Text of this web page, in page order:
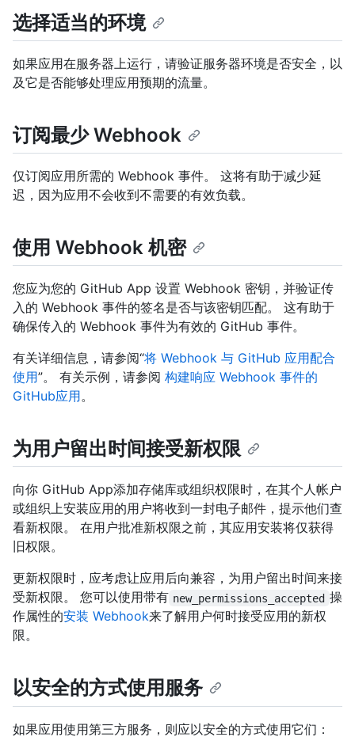
选择适当的环境
如果应用在服务器上运行，请验证服务器环境是否安全，以
及它是否能够处理应用预期的流量。
订阅最少 Webhook
仅订阅应用所需的 Webhook 事件。 这将有助于减少延
迟，因为应用不会收到不需要的有效负载。
使用 Webhook 机密
您应为您的 GitHub App 设置 Webhook 密钥，并验证传
入的 Webhook 事件的签名是否与该密钥匹配。 这有助于
确保传入的 Webhook 事件为有效的 GitHub 事件。
有关详细信息，请参阅“将 Webhook 与 GitHub 应用配合
使用”。 有关示例，请参阅 构建响应 Webhook 事件的
GitHub应用。
为用户留出时间接受新权限
向你 GitHub App添加存储库或组织权限时，在其个人帐户
或组织上安装应用的用户将收到一封电子邮件，提示他们查
看新权限。 在用户批准新权限之前，其应用安装将仅获得
旧权限。
更新权限时，应考虑让应用后向兼容，为用户留出时间来接
受新权限。 您可以使用带有 new_permissions_accepted 操
作属性的安装 Webhook来了解用户何时接受应用的新权
限。
以安全的方式使用服务
如果应用使用第三方服务，则应以安全的方式使用它们：